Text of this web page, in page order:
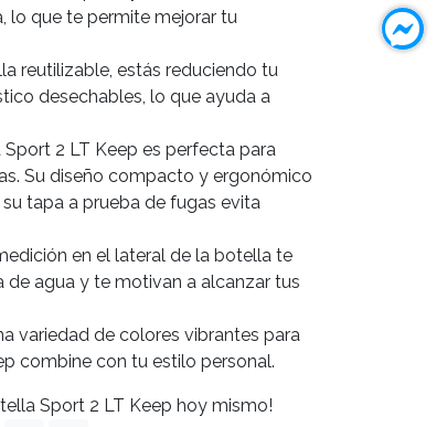
lo que te permite mejorar tu
reutilizable, estás reduciendo tu
desechables, lo que ayuda a
2 LT Keep es perfecta para
Su diseño compacto y ergonómico
tapa a prueba de fugas evita
en el lateral de la botella te
agua y te motivan a alcanzar tus
variedad de colores vibrantes para
combine con tu estilo personal.
Sport 2 LT Keep hoy mismo!